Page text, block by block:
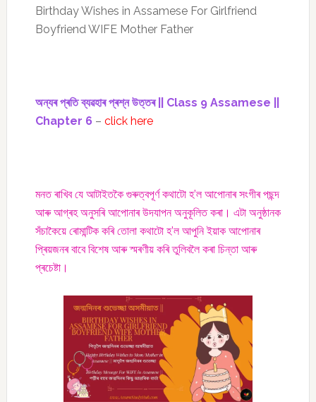
Birthday Wishes in Assamese For Girlfriend
Boyfriend WIFE Mother Father
অন্যৰ প্ৰতি ব্যৱহাৰ প্ৰশ্ন উত্তৰ || Class 9 Assamese ||
Chapter 6 – click here
মনত ৰাখিব যে আটাইতকৈ গুৰুত্বপূৰ্ণ কথাটো হ’ল আপোনাৰ সংগীৰ পছন্দ
আৰু আগ্ৰহ অনুসৰি আপোনাৰ উদযাপন অনুকূলিত কৰা। এটা অনুষ্ঠানক
সঁচাকৈয়ে ৰোমান্টিক কৰি তোলা কথাটো হ’ল আপুনি ইয়াক আপোনাৰ
প্ৰিয়জনৰ বাবে বিশেষ আৰু স্মৰণীয় কৰি তুলিবলৈ কৰা চিন্তা আৰু
প্ৰচেষ্টা।